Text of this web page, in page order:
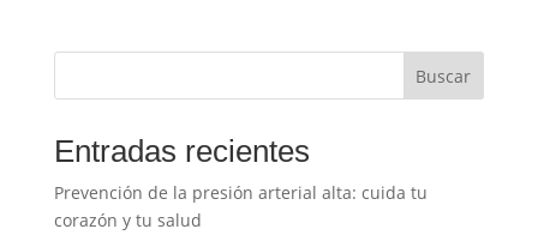
Buscar
Entradas recientes
Prevención de la presión arterial alta: cuida tu
corazón y tu salud